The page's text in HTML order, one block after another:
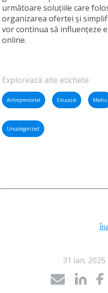
următoare soluțiile care
organizarea ofertei și
vor continua să influențeze
online.
Explorează alte etichete
Antreprenoriat Educație Mediu
Uncategorized
31 ian. 2025